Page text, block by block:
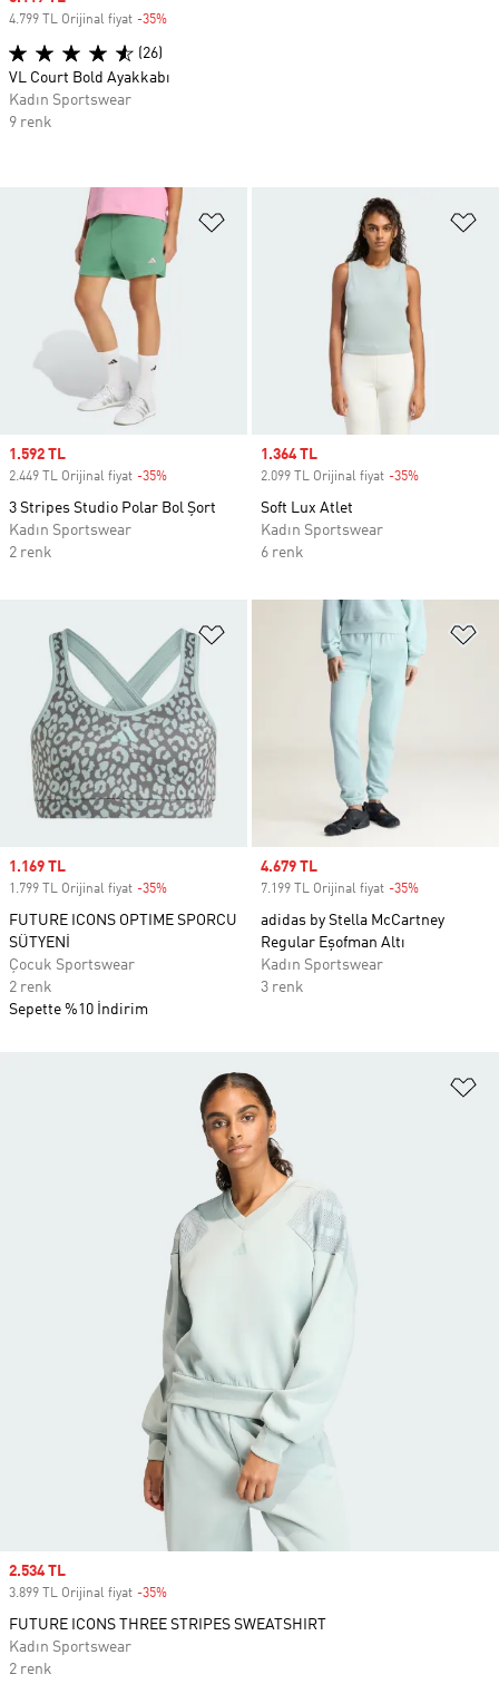
Favori Listesine Ekle
Sale price
1.592 TL
2.449 TL Orijinal fiyat -35%
3 Stripes Studio Polar Bol Şort
Kadın Sportswear
2 renk
Sale price
1.364 TL
2.099 TL Orijinal fiyat -35%
Soft Lux Atlet
Kadın Sportswear
6 renk
Favori Listesine Ekle
Sale price
1.169 TL
1.799 TL Orijinal fiyat -35%
FUTURE ICONS OPTIME SPORCU
SÜTYENİ
Çocuk Sportswear
2 renk
Sepette %10 İndirim
Sale price
4.679 TL
7.199 TL Orijinal fiyat -35%
adidas by Stella McCartney
Regular Eşofman Altı
Kadın Sportswear
3 renk
4.799 TL Orijinal fiyat -35%
(26)
VL Court Bold Ayakkabı
Kadın Sportswear
9 renk
Sale price
2.534 TL
3.899 TL Orijinal fiyat -35%
FUTURE ICONS THREE STRIPES SWEATSHIRT
Kadın Sportswear
2 renk